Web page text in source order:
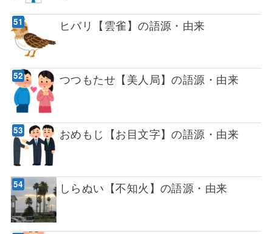
ヒバリ【雲雀】の語源・由来
つつもたせ【美人局】の語源・由来
おめもじ【お目文字】の語源・由来
しらぬい【不知火】の語源・由来